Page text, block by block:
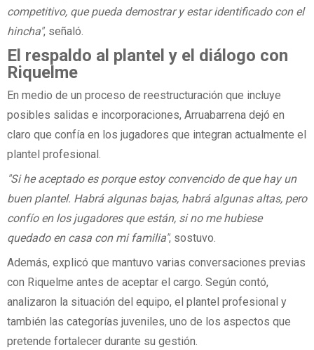
competitivo, que pueda demostrar y estar identificado con el
hincha", señaló.
El respaldo al plantel y el diálogo con
Riquelme
En medio de un proceso de reestructuración que incluye
posibles salidas e incorporaciones, Arruabarrena dejó en
claro que confía en los jugadores que integran actualmente el
plantel profesional.
"Si he aceptado es porque estoy convencido de que hay un
buen plantel. Habrá algunas bajas, habrá algunas altas, pero
confío en los jugadores que están, si no me hubiese
quedado en casa con mi familia", sostuvo.
Además, explicó que mantuvo varias conversaciones previas
con Riquelme antes de aceptar el cargo. Según contó,
analizaron la situación del equipo, el plantel profesional y
también las categorías juveniles, uno de los aspectos que
pretende fortalecer durante su gestión.